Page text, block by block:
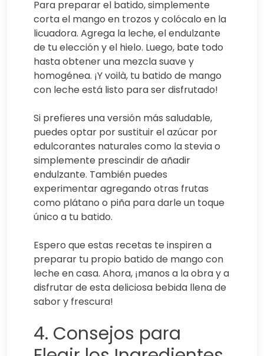
Para preparar el batido, simplemente
corta el mango en trozos y colócalo en la
licuadora. Agrega la leche, el endulzante
de tu elección y el hielo. Luego, bate todo
hasta obtener una mezcla suave y
homogénea. ¡Y voilà, tu batido de mango
con leche está listo para ser disfrutado!
Si prefieres una versión más saludable,
puedes optar por sustituir el azúcar por
edulcorantes naturales como la stevia o
simplemente prescindir de añadir
endulzante. También puedes
experimentar agregando otras frutas
como plátano o piña para darle un toque
único a tu batido.
Espero que estas recetas te inspiren a
preparar tu propio batido de mango con
leche en casa. Ahora, ¡manos a la obra y a
disfrutar de esta deliciosa bebida llena de
sabor y frescura!
4. Consejos para